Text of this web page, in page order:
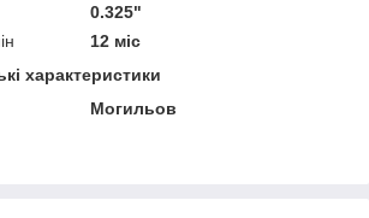
0.325"
12 міс
характеристики
Могильов